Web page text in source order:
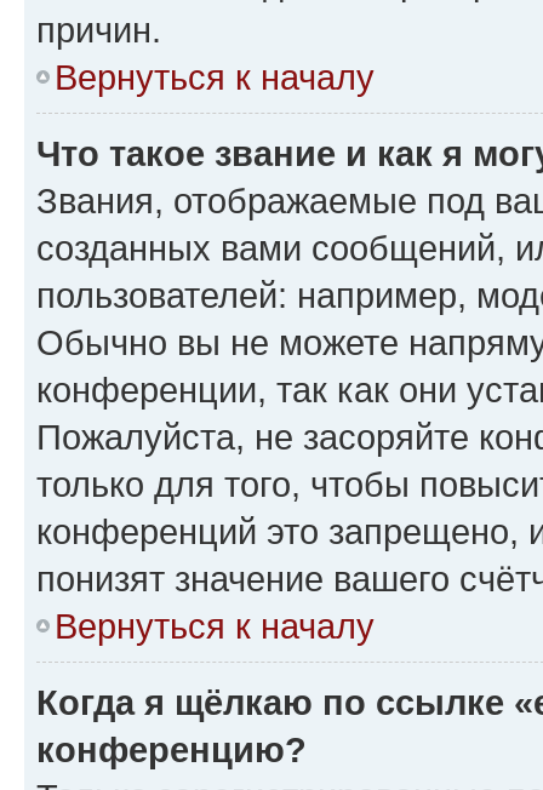
причин.
Вернуться к началу
Что такое звание и как я
Звания, отображаемые под
созданных вами сообщений,
пользователей: например,
Обычно вы не можете
конференции, так как они
Пожалуйста, не засоряйте
только для того, чтобы
конференций это запрещено,
понизят значение вашего
Вернуться к началу
Когда я щёлкаю по ссылке
конференцию?